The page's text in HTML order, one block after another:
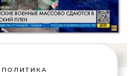
ПОЛИТИКА